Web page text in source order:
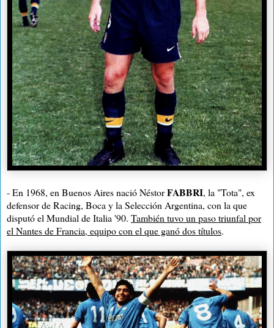
- En 1968, en Buenos Aires nació NéstorFABBRI, la "Tota", ex
defensor de Racing, Boca y la Selección Argentina, con la que
disputó el Mundial de Italia '90. También tuvo un paso triunfal por
el Nantes de Francia, equipo con el que ganó dos títulos.